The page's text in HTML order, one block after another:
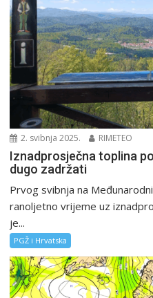
2. svibnja 2025. RIMETEO
Iznadprosječna toplina
dugo zadržati
Prvog svibnja na
ranoljetno vrijeme uz
je...
PGŽ i Hrvatska